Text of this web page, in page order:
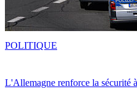
L'Allemagne renforce la sécurité
POLITIQUE